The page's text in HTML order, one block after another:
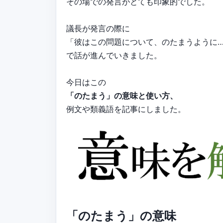
議長が発言の際に
「彼はこの問題について、のたまうように
で話が進んでいきました。
今日はこの
「のたまう」の意味と使い方、
例文や類義語を記事にしました。
「のたまう」の意味